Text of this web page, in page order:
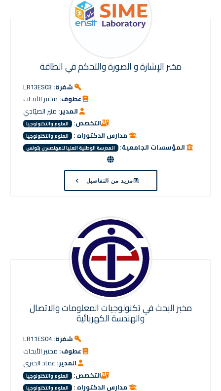
مخبر الإشارة و الصورة والتحكم في الطاقة
شفرة: LR13ES03
عطوف: مختبر الأبحاث
المدير: منير الصيّادي
التخصص:
العلوم والتكنولوجيا
مدارس الدكتوراه : العلوم والتكنولوجيا
المؤسسات الجامعية: المدرسة الوطنية العليا للمهندسين بتونس
مزيد من التفاصيل
مخبر البحث في تكنولوجيات المعلومات والاتصال
والهندسة الكهربائية
شفرة: LR11ES04
عطوف: مختبر الأبحاث
المدير: عماد الجبري
التخصص:
العلوم والتكنولوجيا
مدارس الدكتوراه : العلوم والتكنولوجيا